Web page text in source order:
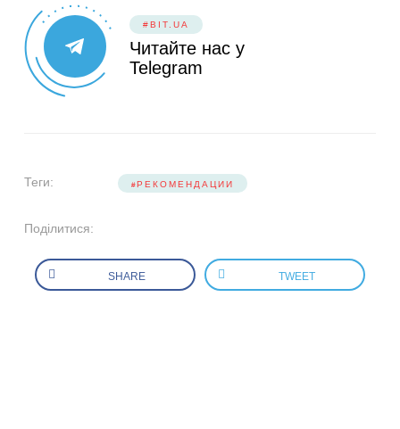
#BIT.UA
Читайте нас у
Telegram
Теги: РЕКОМЕНДАЦИИ
Поділитися:
SHARE TWEET